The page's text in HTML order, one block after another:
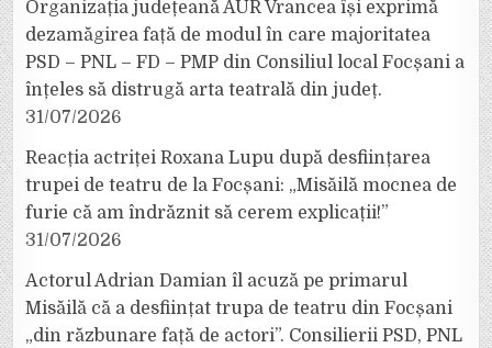
Organizația județeană AUR Vrancea își exprimă
dezamăgirea față de modul în care majoritatea
PSD – PNL – FD – PMP din Consiliul local Focșani a
înțeles să distrugă arta teatrală din județ.
31/07/2026
Reacția actriței Roxana Lupu după desființarea
trupei de teatru de la Focșani: „Misăilă mocnea de
furie că am îndrăznit să cerem explicații!”
31/07/2026
Actorul Adrian Damian îl acuză pe primarul
Misăilă că a desființat trupa de teatru din Focșani
„din răzbunare față de actori”. Consilierii PSD, PNL